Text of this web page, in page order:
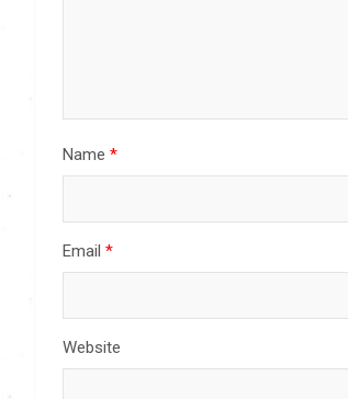
Name *
Email *
Website